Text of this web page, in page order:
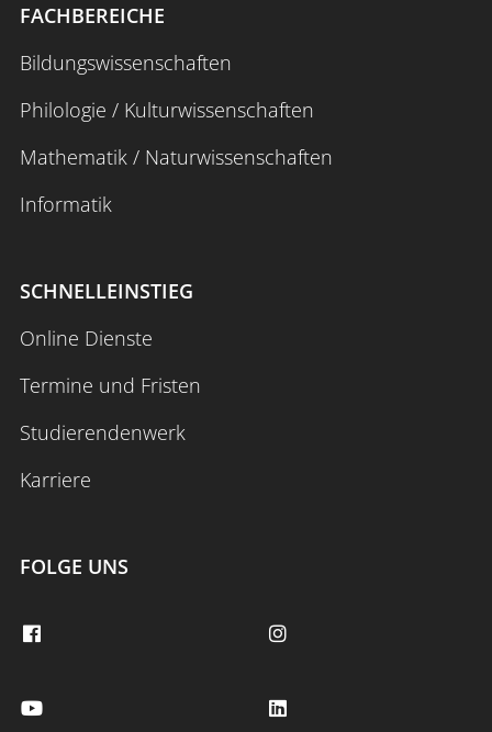
FACHBEREICHE
Bildungswissenschaften
Philologie / Kulturwissenschaften
Mathematik / Naturwissenschaften
Informatik
SCHNELLEINSTIEG
Online Dienste
Termine und Fristen
Studierendenwerk
Karriere
FOLGE UNS